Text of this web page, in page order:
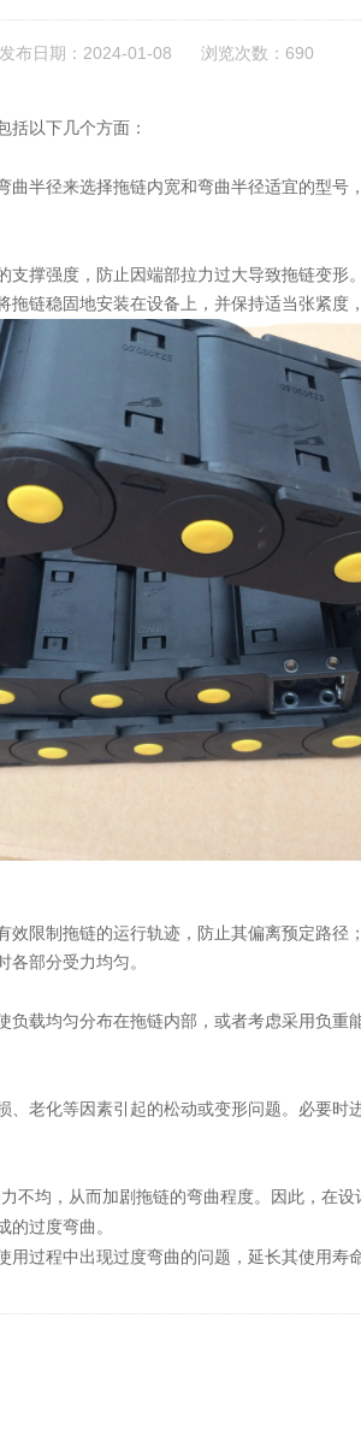
发布日期：2024-01-08 浏览次数：690
括以下几个方面：
曲半径来选择拖链内宽和弯曲半径适宜的型号
撑强度，防止因端部拉力过大导致拖链变形。
链稳固地安装在设备上，并保持适当张紧度
效限制拖链的运行轨迹，防止其偏离预定路径
部分受力均匀。
负载均匀分布在拖链内部，或者考虑采用负重
、老化等因素引起的松动或变形问题。必要时
不均，从而加剧拖链的弯曲程度。因此，在
的过度弯曲。
用过程中出现过度弯曲的问题，延长其使用寿